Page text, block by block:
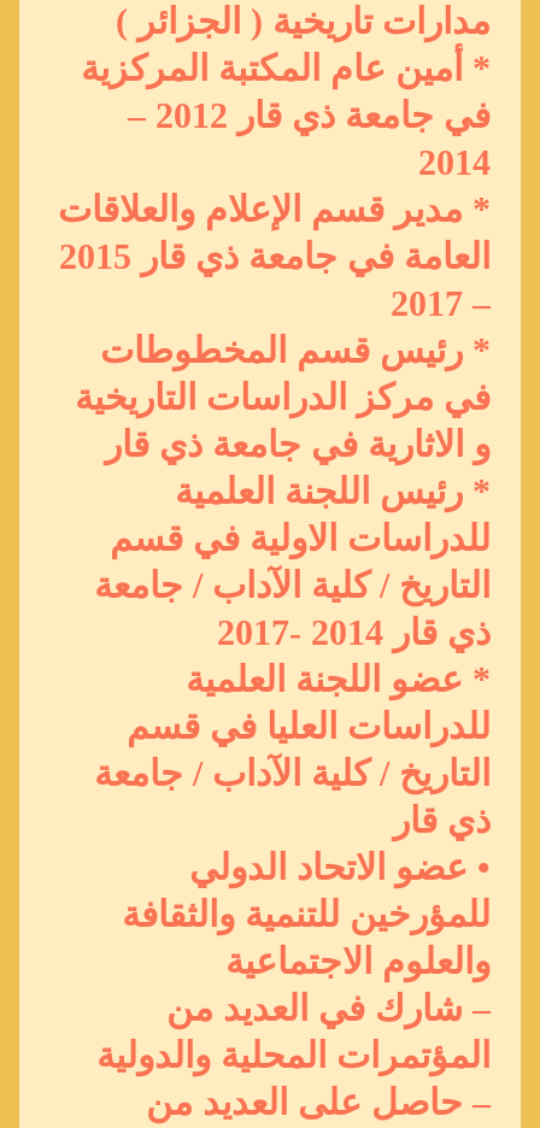
مدارات تاريخية ( الجزائر )
* أمين عام المكتبة المركزية
في جامعة ذي قار 2012 –
2014
* مدير قسم الإعلام والعلاقات
العامة في جامعة ذي قار 2015
– 2017
* رئيس قسم المخطوطات
في مركز الدراسات التاريخية
و الاثارية في جامعة ذي قار
* رئيس اللجنة العلمية
للدراسات الاولية في قسم
التاريخ / كلية الآداب / جامعة
ذي قار 2014 -2017
* عضو اللجنة العلمية
للدراسات العليا في قسم
التاريخ / كلية الآداب / جامعة
ذي قار
• عضو الاتحاد الدولي
للمؤرخين للتنمية والثقافة
والعلوم الاجتماعية
– شارك في العديد من
المؤتمرات المحلية والدولية
– حاصل على العديد من